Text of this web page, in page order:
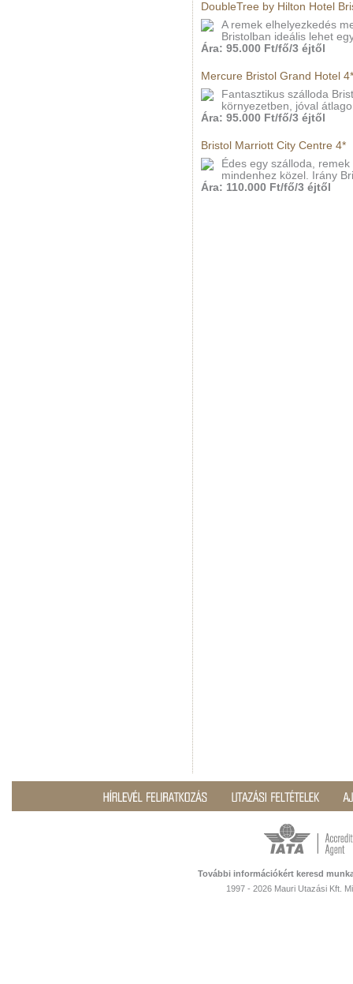
DoubleTree by Hilton Hotel
A remek elhelyezkedés
Bristolban ideális lehet
Ára: 95.000 Ft/fő/3 éjtől
Mercure Bristol Grand Hotel 4*
Fantasztikus szálloda
környezetben, jóval
Ára: 95.000 Ft/fő/3 éjtől
Bristol Marriott City Centre 4*
Édes egy szálloda,
mindenhez közel. Irány
Ára: 110.000 Ft/fő/3 éjtől
További információkért keresd
1997 - 2026 Mauri Utazási Kft.